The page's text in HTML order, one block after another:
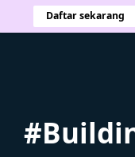
Daftar sekarang